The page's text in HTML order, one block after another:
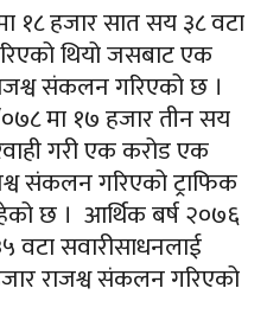
१८ हजार सात सय ३८ वटा
थियो जसबाट एक
संकलन गरिएको छ ।
०७८मा १७ हजार तीन सय
गरी एक करोड एक
संकलन गरिएको ट्राफिक
छ । आर्थिकबर्ष२०७६
वटा सवारीसाधनलाई
राजश्व संकलनगरिएको